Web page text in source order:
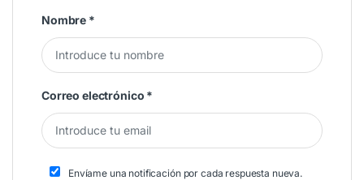
Nombre *
Correo electrónico *
Envíame una notificación por cada respuesta nueva.